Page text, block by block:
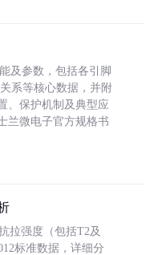
及参数，包括各引脚
系等核心数据，并附
、保护机制及典型应
兰微电子官方规格书
拉强度（包括T2及
标准数据，详细分